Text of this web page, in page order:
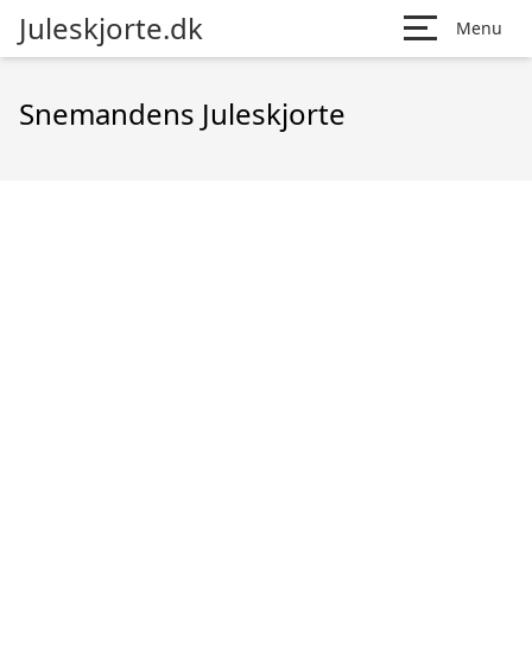
Juleskjorte.dk Menu
Snemandens Juleskjorte